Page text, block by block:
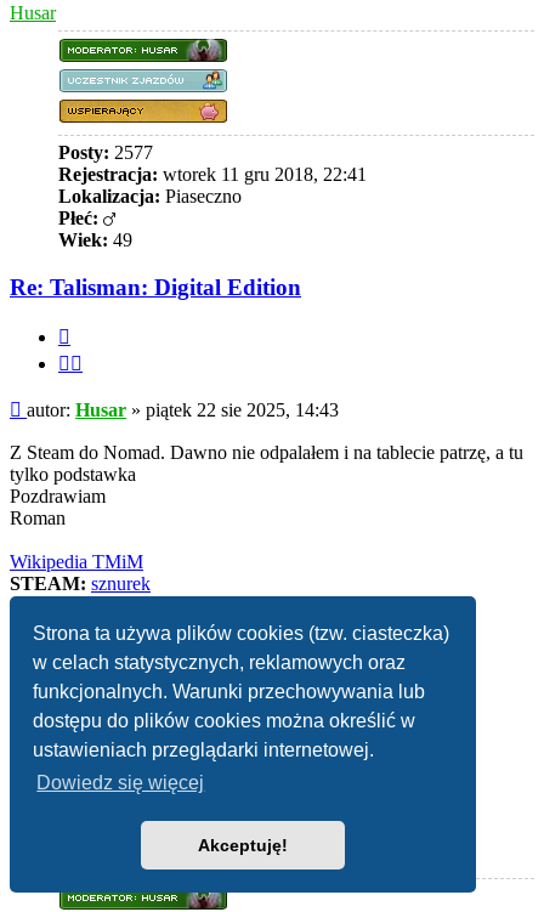
Strona ta używa plików cookies (tzw. ciasteczka)
w celach statystycznych, reklamowych oraz
funkcjonalnych. Warunki przechowywania lub
dostępu do plików cookies można określić w
ustawieniach przeglądarki internetowej.
Dowiedz się więcej
Akceptuję!
Husar
Posty: 2577
Rejestracja: wtorek 11 gru 2018, 22:41
Lokalizacja: Piaseczno
Płeć:
Wiek: 49
Re: Talisman: Digital Edition
Post
autor: Husar » piątek 22 sie 2025, 14:43
Z Steam do Nomad. Dawno nie odpalałem i na tablecie patrzę, a tu
tylko podstawka
Pozdrawiam
Roman
Wikipedia TMiM
STEAM: sznurek
górę